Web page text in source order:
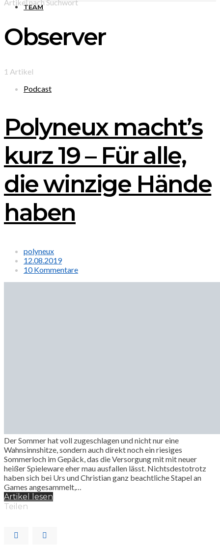
TEAM
Artikel nach Suchwort
Observer
1 Artikel
Podcast
Polyneux macht’s
kurz 19 – Für alle,
die winzige Hände
haben
polyneux
12.08.2019
10 Kommentare
Der Sommer hat voll zugeschlagen und nicht nur eine
Wahnsinnshitze, sondern auch direkt noch ein riesiges
Sommerloch im Gepäck, das die Versorgung mit mit neuer
heißer Spieleware eher mau ausfallen lässt. Nichtsdestotrotz
haben sich bei Urs und Christian ganz beachtliche Stapel an
Games angesammelt,…
Artikel lesen
Teilen